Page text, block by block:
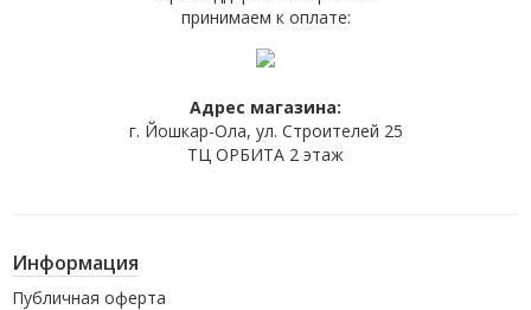
принимаем к оплате:
Адрес магазина:
г. Йошкар-Ола, ул. Строителей 25
ТЦ ОРБИТА 2 этаж
Информация
Публичная оферта